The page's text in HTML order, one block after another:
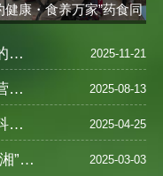
健康・食养万家”药食同
萌宠研学首秀——开启生命教育的奇妙之旅 2025-11-21
湖南省植物园职工子弟暑期托管营圆满落幕 ——探索自然奥秘，乐享缤纷暑假 2025-08-13
省植物园举办湖南林业知识产权科普宣教活动 2025-04-25
省植物园开展世界野生动植物日“湘”遇奇珍--珍稀野生植物探访之旅活动 2025-03-03